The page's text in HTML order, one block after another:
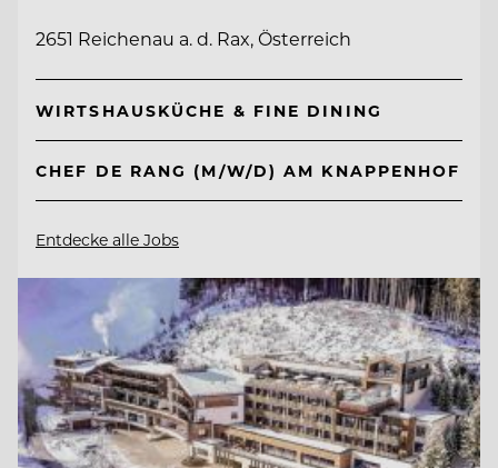
2651 Reichenau a. d. Rax, Österreich
WIRTSHAUSKÜCHE & FINE DINING
CHEF DE RANG (M/W/D) AM KNAPPENHOF
Entdecke alle Jobs